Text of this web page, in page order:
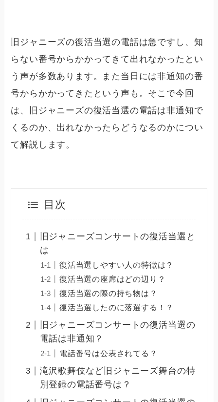
旧ジャニーズの復活当選の電話は急ですし、知
らない番号からかかってきて出れなかったとい
う声が多数あります。また当日には非通知の番
号からかかってきたという声も。そこで今回
は、旧ジャニーズの復活当選の電話は非通知で
くるのか、出れなかったらどうなるのかについ
て解説します。
目次
旧ジャニーズコンサートの復活当選と
は
復活当選しやすい人の特徴は？
復活当選の座席はどの辺り？
復活当選の際の持ち物は？
復活当選したのに落選する！？
旧ジャニーズコンサートの復活当選の
電話は非通知？
電話番号は公表されてる？
滝沢歌舞伎など旧ジャニーズ舞台の特
別登録の電話番号は？